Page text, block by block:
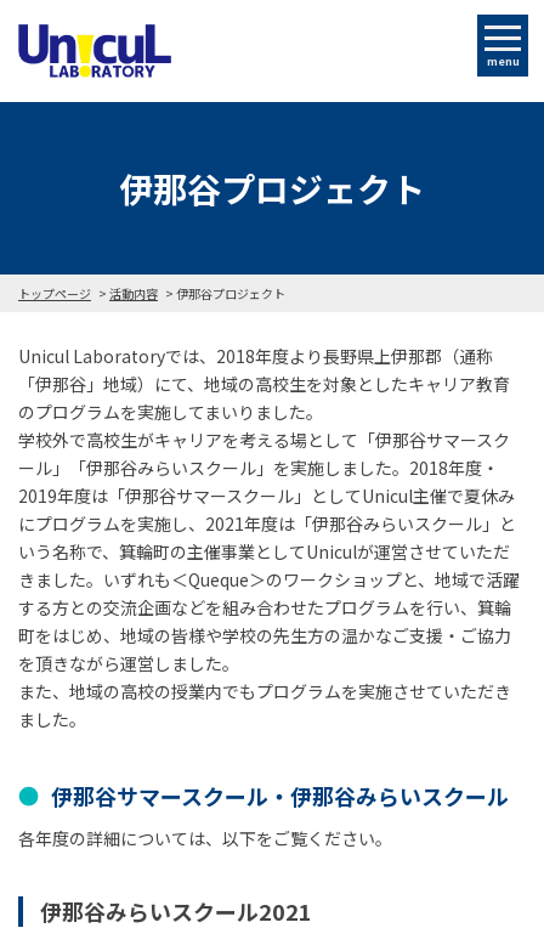
menu
伊那谷プロジェクト
トップページ 活動内容 伊那谷プロジェクト
Unicul Laboratoryでは、2018年度より長野県上伊那郡（通称
「伊那谷」地域）にて、地域の高校生を対象としたキャリア教育
のプログラムを実施してまいりました。
学校外で高校生がキャリアを考える場として「伊那谷サマースク
ール」「伊那谷みらいスクール」を実施しました。2018年度・
2019年度は「伊那谷サマースクール」としてUnicul主催で夏休み
にプログラムを実施し、2021年度は「伊那谷みらいスクール」と
いう名称で、箕輪町の主催事業としてUniculが運営させていただ
きました。いずれも＜Queque＞のワークショップと、地域で活躍
する方との交流企画などを組み合わせたプログラムを行い、箕輪
町をはじめ、地域の皆様や学校の先生方の温かなご支援・ご協力
を頂きながら運営しました。
また、地域の高校の授業内でもプログラムを実施させていただき
ました。
伊那谷サマースクール・伊那谷みらいスクール
各年度の詳細については、以下をご覧ください。
伊那谷みらいスクール2021